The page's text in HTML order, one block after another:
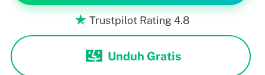
 Trustpilot Rating 4.8
Unduh Gratis